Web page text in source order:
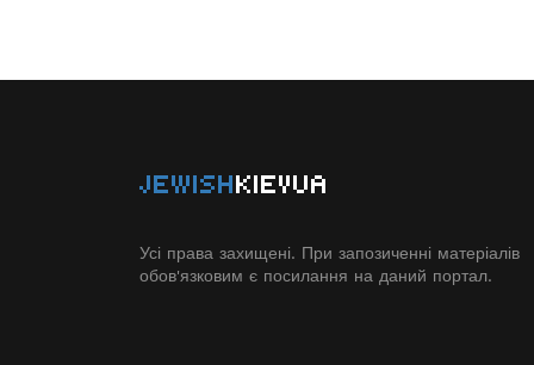
JEWISHKIEVUA
Усі права захищені. При запозиченні матеріалів
обов'язковим є посилання на даний портал.